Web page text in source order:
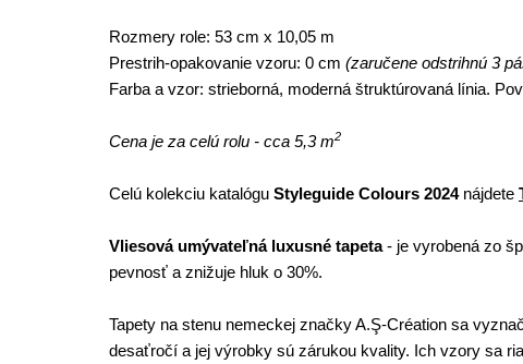
Rozmery role: 53 cm x 10,05 m
Prestrih-opakovanie vzoru: 0 cm (zaručene odstrihnú 3
Farba a vzor: strieborná, moderná štruktúrovaná línia.
Cena je za celú rolu - cca 5,3 m2
Celú kolekciu katalógu Styleguide Colours 2024 nájdete
Vliesová umývateľná luxusné tapeta- je vyrobená zo
pevnosť a znižuje hluk o 30%.
Tapety na stenu nemeckej značky A.Ş-Création sa
desaťročí a jej výrobky sú zárukou kvality. Ich vzory sa